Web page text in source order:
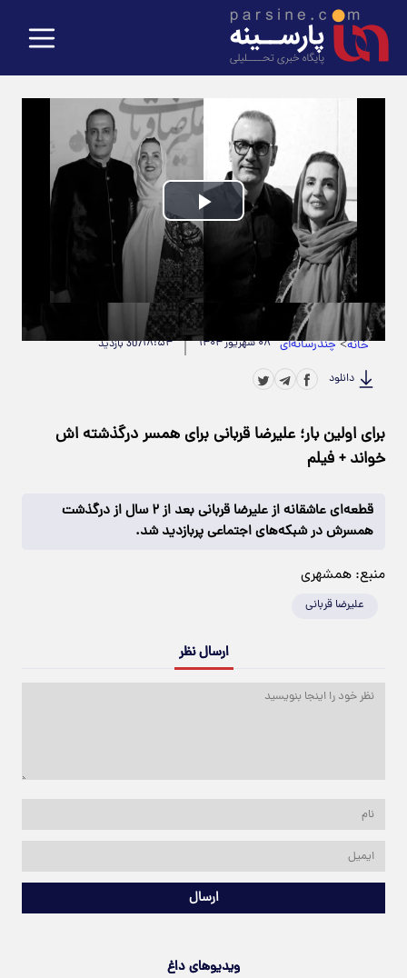
Play
Video
حجم ویدیو: 12.17M مدت زمان ویدیو: 00:00:56
خانه>چندرسانه‌ای ۰۸ شهریور ۱۴۰۴ ۱۸:۵۴307 بازدید
دانلود
برای اولین بار؛ علیرضا قربانی برای همسر درگذشته اش
خواند + فیلم
قطعه‌ای عاشقانه از علیرضا قربانی بعد از ۲ سال از درگذشت
همسرش در شبکه‌های اجتماعی پربازدید شد.
منبع: همشهری
علیرضا قربانی
ارسال نظر
ارسال
ویدیوهای داغ